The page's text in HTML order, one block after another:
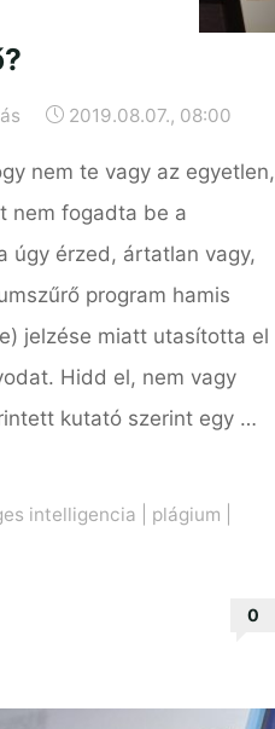
2019.08.07., 08:00
nem te vagy az egyetlen,
nem fogadta be a
úgy érzed, ártatlan vagy,
program hamis
jelzése miatt utasította el
Hidd el, nem vagy
kutató szerint egy …
intelligencia plágium
0